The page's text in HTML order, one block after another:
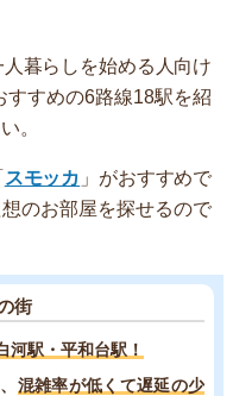
暮らしを始める人向け
すめの6路線18駅を紹
。
スモッカ 」がおすすめで
のお部屋を探せるので
街
河駅・平和台駅！
混雑率が低くて遅延の少